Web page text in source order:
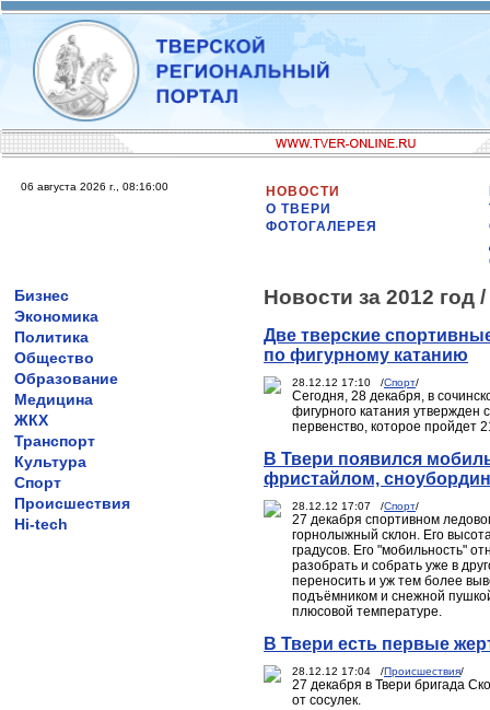
06 августа 2026 г., 08:16:00
НОВОСТИ
О ТВЕРИ
ФОТОГАЛЕРЕЯ
Бизнес
Экономика
Политика
Общество
Образование
Медицина
ЖКХ
Транспорт
Культура
Спорт
Происшествия
Hi-tech
Новости за 2012 год /
Две тверские
по фигурному катанию
28.12.12 17:10 /Спорт/
Сегодня, 28 декабря, в
фигурного катания утвержден
первенство, которое пройдет
В Твери появился
фристайлом,
28.12.12 17:07 /Спорт/
27 декабря спортивном
горнолыжный склон. Его
градусов. Его "мобильность"
разобрать и собрать уже в
переносить и уж тем более
подъёмником и снежной
плюсовой температуре.
В Твери есть первые
28.12.12 17:04 /Происшествия/
27 декабря в Твери бригада
от сосулек.